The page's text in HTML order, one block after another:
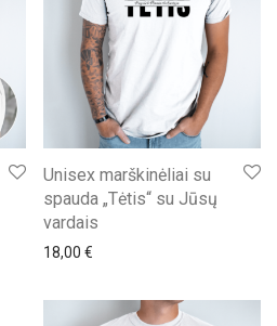
12,00 € through 32,00 €
Unisex marškinėliai su
spauda „Tėtis“ su Jūsų
vardais
18,00 €